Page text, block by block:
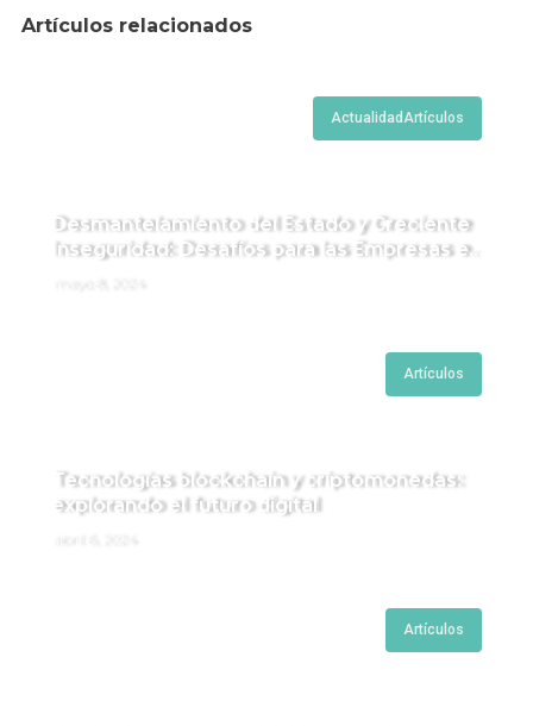
Artículos relacionados
Actualidad Artículos
Desmantelamiento del Estado y Creciente
Inseguridad: Desafíos para las Empresas en
Artículos
Tecnologías blockchain y criptomonedas:
explorando el futuro digital
Artículos